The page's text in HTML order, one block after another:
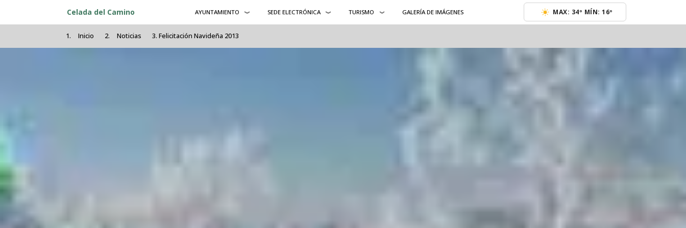
Pasar al contenido principal
Celada del Camino AYUNTAMIENTO SEDE ELECTRÓNICA TURISMO GALERÍA DE IMÁGENES MAX: 34º MÍN: 16º
Inicio Noticias Felicitación Navideña 2013